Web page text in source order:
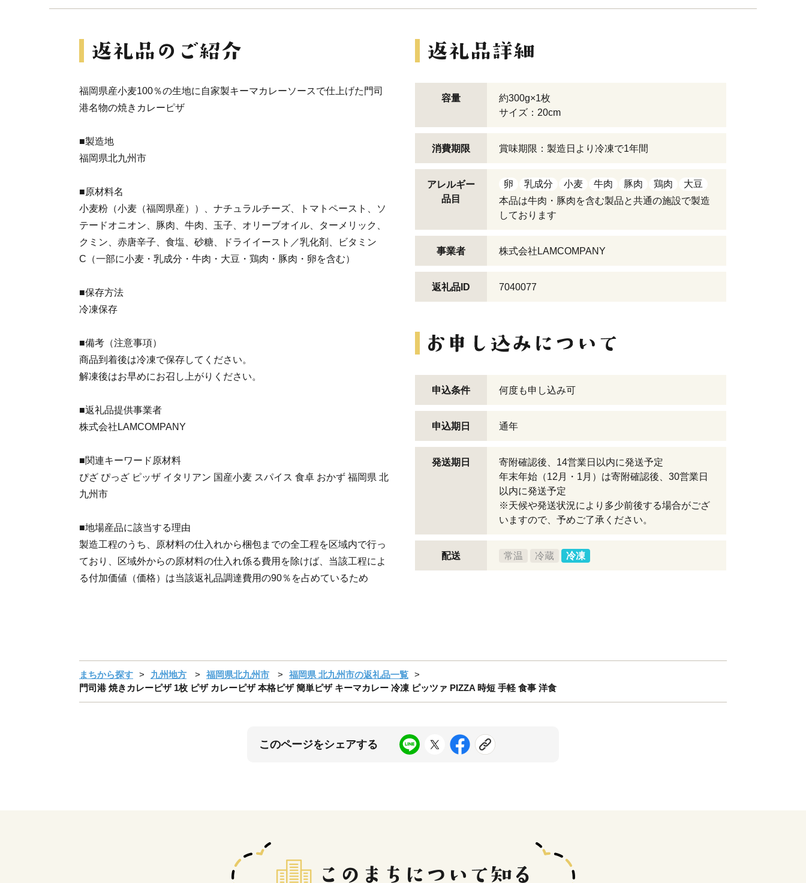
福岡県産小麦100％の生地に自家製キーマカレーソースで仕上げた門司
港名物の焼きカレーピザ
■製造地
福岡県北九州市
■原材料名
小麦粉（小麦（福岡県産））、ナチュラルチーズ、トマトペースト、ソ
テードオニオン、豚肉、牛肉、玉子、オリーブオイル、ターメリック、
クミン、赤唐辛子、食塩、砂糖、ドライイースト／乳化剤、ビタミン
C（一部に小麦・乳成分・牛肉・大豆・鶏肉・豚肉・卵を含む）
■保存方法
冷凍保存
■備考（注意事項）
商品到着後は冷凍で保存してください。
解凍後はお早めにお召し上がりください。
■返礼品提供事業者
株式会社LAMCOMPANY
■関連キーワード原材料
ぴざ ぴっざ ピッザ イタリアン 国産小麦 スパイス 食卓 おかず 福岡県 北
九州市
■地場産品に該当する理由
製造工程のうち、原材料の仕入れから梱包までの全工程を区域内で行っ
ており、区域外からの原材料の仕入れ係る費用を除けば、当該工程によ
る付加価値（価格）は当該返礼品調達費用の90％を占めているため
容量
約300g×1枚
サイズ：20cm
消費期限 賞味期限：製造日より冷凍で1年間
アレルギー
品目
卵 乳成分 小麦 牛肉 豚肉 鶏肉
大豆
本品は牛肉・豚肉を含む製品と共通の施設で製造
しております
事業者 株式会社LAMCOMPANY
返礼品ID 7040077
申込条件 何度も申し込み可
申込期日 通年
発送期日
寄附確認後、14営業日以内に発送予定
年末年始（12月・1月）は寄附確認後、30営業日
以内に発送予定
※天候や発送状況により多少前後する場合がござ
いますので、予めご了承ください。
配送 常温 冷蔵 冷凍
まちから探す 九州地方 福岡県北九州市
福岡県 北九州市の返礼品一覧
門司港 焼きカレーピザ 1枚 ピザ カレーピザ 本格ピザ 簡単ピザ キーマカレー 冷凍 ピッツァ PIZZA 時短 手軽 食事 洋食
このページをシェアする